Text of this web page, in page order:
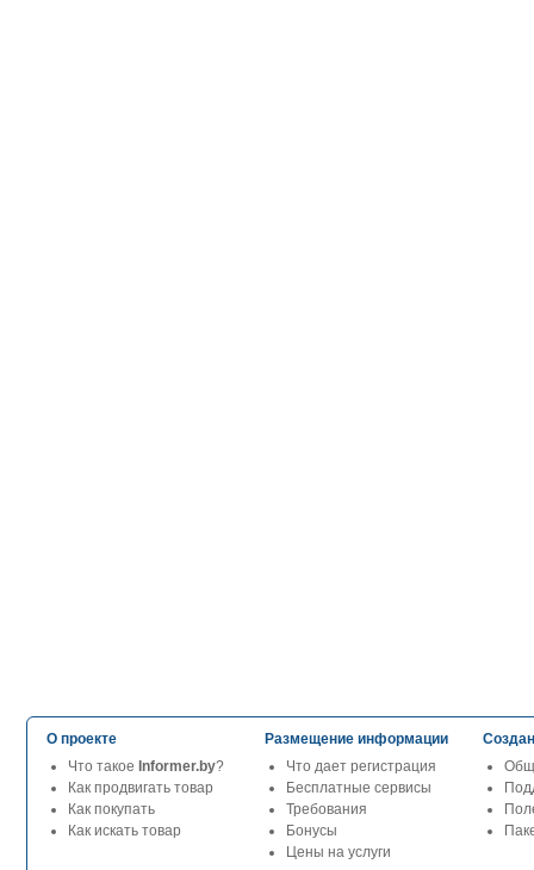
О проекте
Что такое Informer.by?
Как продвигать товар
Как покупать
Как искать товар
Размещение информации
Что дает регистрация
Бесплатные сервисы
Требования
Бонусы
Цены на услуги